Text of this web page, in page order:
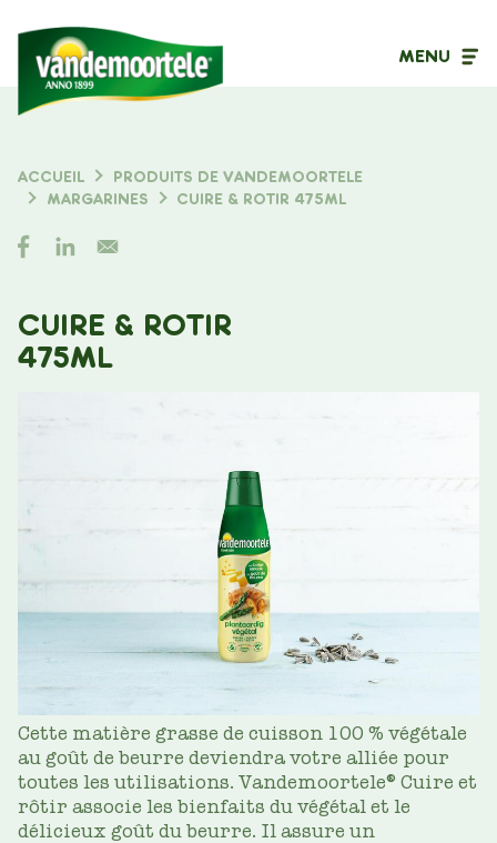
MENU
Type de contenu
Filtrer sur
FIL
ACCUEIL
PRODUITS DE VANDEMOORTELE
MARGARINES
CUIRE & ROTIR 475ML
CUIRE & ROTIR
475ML
Cette matière grasse de cuisson 100 % végétale
au goût de beurre deviendra votre alliée pour
toutes les utilisations. Vandemoortele® Cuire et
rôtir associe les bienfaits du végétal et le
délicieux goût du beurre. Il assure un